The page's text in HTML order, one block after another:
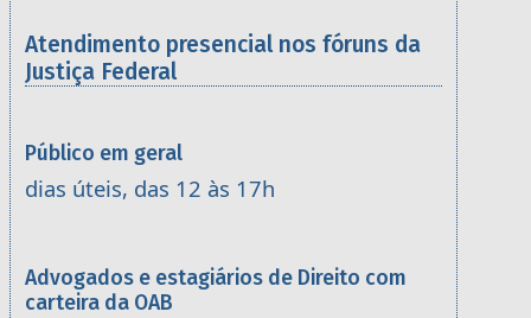
Atendimento presencial nos fóruns da
Justiça Federal
Público em geral
dias úteis, das 12 às 17h
Advogados e estagiários de Direito com
carteira da OAB